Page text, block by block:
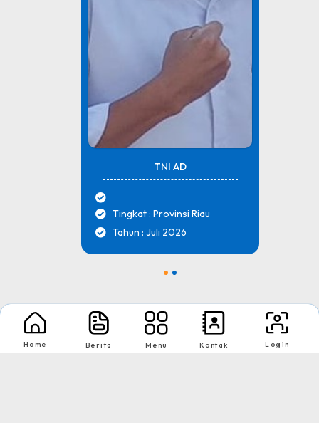
TNI AD
Tingkat : Provinsi Riau
Tahun : Juli 2026
Informasi Sekolah Hanya Dalam Genggaman
Home Berita Menu Kontak Login